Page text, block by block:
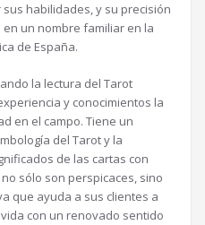
habilidades, y su precisión
un nombre familiar en la
de España.
la lectura del Tarot
y conocimientos la
en el campo. Tiene un
del Tarot y la
de las cartas con
sólo son perspicaces, sino
que ayuda a sus clientes a
con un renovado sentido